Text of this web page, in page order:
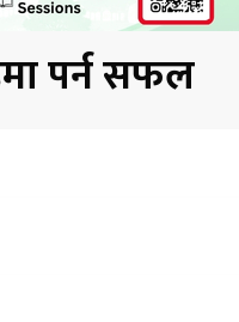
पर्न सफल